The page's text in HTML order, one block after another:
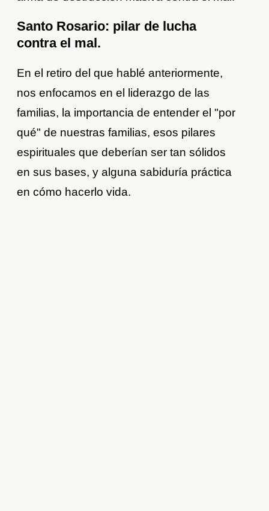
Santo Rosario: pilar de lucha
contra el mal.
En el retiro del que hablé anteriormente,
nos enfocamos en el liderazgo de las
familias, la importancia de entender el "por
qué" de nuestras familias, esos pilares
espirituales que deberían ser tan sólidos
en sus bases, y alguna sabiduría práctica
en cómo hacerlo vida.